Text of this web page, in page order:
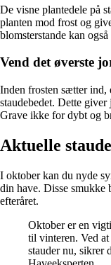
De visne plantedele på
planten mod frost og
blomsterstande kan
Vend det øverste
Inden frosten sætter ind,
staudebedet. Dette
Grave ikke for dybt og
Aktuelle
I oktober kan du nyde
din have. Disse smukke
efteråret.
Oktober er en
til vinteren. Ved
stauder nu, sikrer